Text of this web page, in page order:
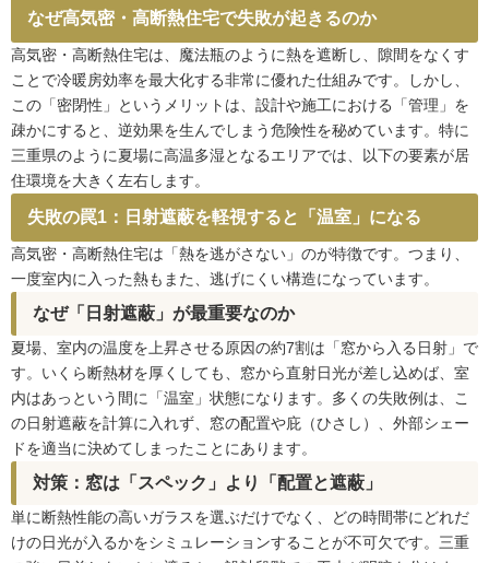
なぜ高気密・高断熱住宅で失敗が起きるのか
高気密・高断熱住宅は、魔法瓶のように熱を遮断し、隙間をなくす
ことで冷暖房効率を最大化する非常に優れた仕組みです。しかし、
この「密閉性」というメリットは、設計や施工における「管理」を
疎かにすると、逆効果を生んでしまう危険性を秘めています。特に
三重県のように夏場に高温多湿となるエリアでは、以下の要素が居
住環境を大きく左右します。
失敗の罠1：日射遮蔽を軽視すると「温室」になる
高気密・高断熱住宅は「熱を逃がさない」のが特徴です。つまり、
一度室内に入った熱もまた、逃げにくい構造になっています。
なぜ「日射遮蔽」が最重要なのか
夏場、室内の温度を上昇させる原因の約7割は「窓から入る日射」で
す。いくら断熱材を厚くしても、窓から直射日光が差し込めば、室
内はあっという間に「温室」状態になります。多くの失敗例は、こ
の日射遮蔽を計算に入れず、窓の配置や庇（ひさし）、外部シェー
ドを適当に決めてしまったことにあります。
対策：窓は「スペック」より「配置と遮蔽」
単に断熱性能の高いガラスを選ぶだけでなく、どの時間帯にどれだ
けの日光が入るかをシミュレーションすることが不可欠です。三重